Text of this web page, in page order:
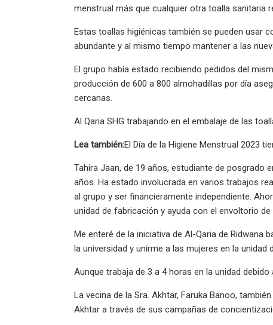
menstrual más que cualquier otra toalla sanitaria
Estas toallas higiénicas también se pueden usar
abundante y al mismo tiempo mantener a las
El grupo había estado recibiendo pedidos del
producción de 600 a 800 almohadillas por día
cercanas.
Al Qaria SHG trabajando en el embalaje de las
Lea también:El Día de la Higiene Menstrual 2023
Tahira Jaan, de 19 años, estudiante de posgrado
años. Ha estado involucrada en varios trabajos
al grupo y ser financieramente independiente.
unidad de fabricación y ayuda con el envoltorio
Me enteré de la iniciativa de Al-Qaria de Ridwana
la universidad y unirme a las mujeres en la unidad
Aunque trabaja de 3 a 4 horas en la unidad
La vecina de la Sra. Akhtar, Faruka Banoo,
Akhtar a través de sus campañas de